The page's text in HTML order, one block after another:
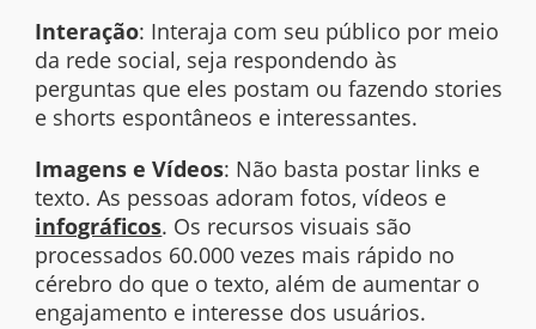
Interação: Interaja com seu público por meio
da rede social, seja respondendo às
perguntas que eles postam ou fazendo stories
e shorts espontâneos e interessantes.
Imagens e Vídeos: Não basta postar links e
texto. As pessoas adoram fotos, vídeos e
infográficos. Os recursos visuais são
processados ​​60.000 vezes mais rápido no
cérebro do que o texto, além de aumentar o
engajamento e interesse dos usuários.